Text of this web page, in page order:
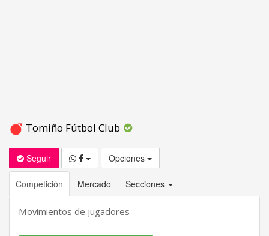
Tomiño Fútbol Club
Seguir Opciones
Competición Mercado Secciones
Movimientos de jugadores